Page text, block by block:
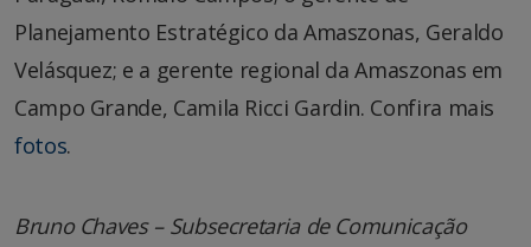
Planejamento Estratégico da Amaszonas, Geraldo
Velásquez; e a gerente regional da Amaszonas em
Campo Grande, Camila Ricci Gardin. Confira mais
fotos.
Bruno Chaves – Subsecretaria de Comunicação